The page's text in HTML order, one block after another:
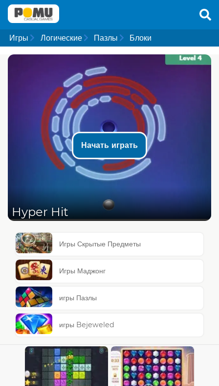
Игры Логические Пазлы Блоки
Начать играть
Hyper Hit
Игры Скрытые Предметы
Игры Маджонг
игры Пазлы
игры Bejeweled